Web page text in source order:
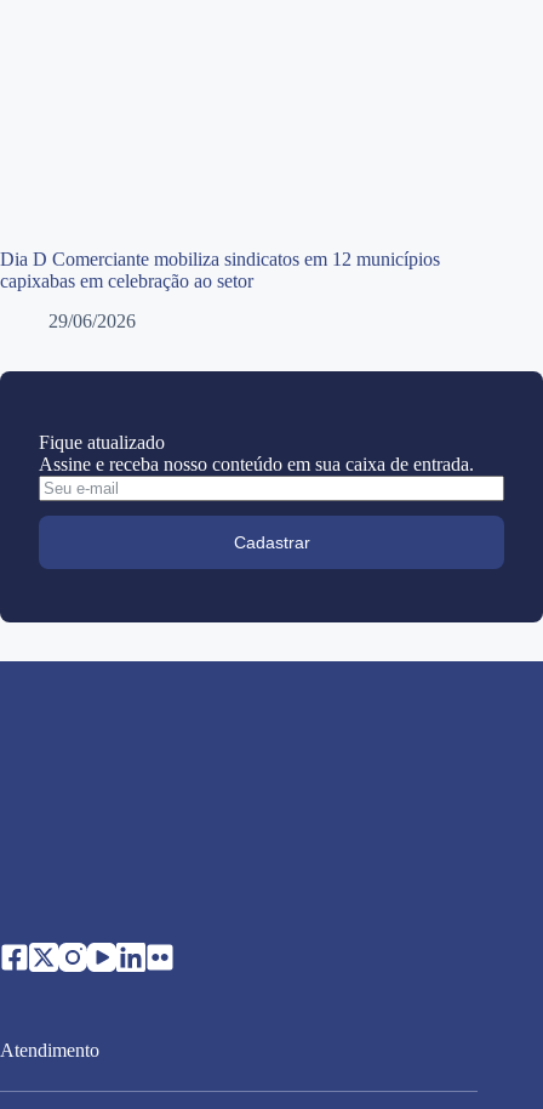
Dia D Comerciante mobiliza sindicatos em 12 municípios
capixabas em celebração ao setor
29/06/2026
Fique atualizado
Assine e receba nosso conteúdo em sua caixa de entrada.
Cadastrar
Atendimento